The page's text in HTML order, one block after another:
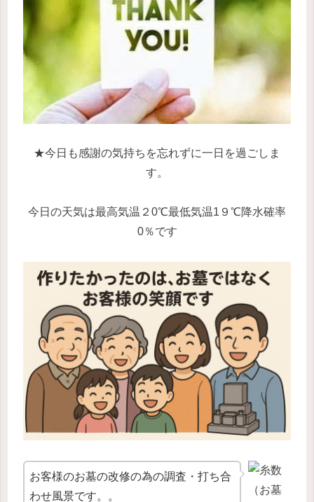
★今日も感謝の気持ちを忘れずに一日を過ごしま
す。
今日の天気は最高気温２0℃最低気温1９℃降水確率
0％です
お客様のお墓の改修の為の調査・打ち合
わせ風景です。。